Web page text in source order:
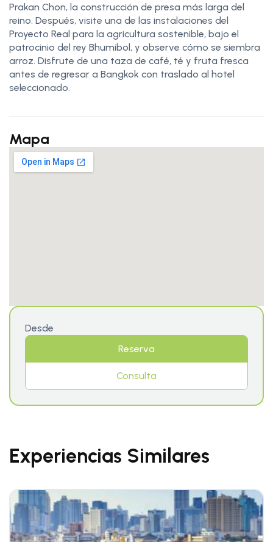
Prakan Chon, la construcción de presa más larga del
reino. Después, visite una de las instalaciones del
Proyecto Real para la agricultura sostenible, bajo el
patrocinio del rey Bhumibol, y observe cómo se siembra
arroz. Disfrute de una taza de café, té y fruta fresca
antes de regresar a Bangkok con traslado al hotel
seleccionado.
Mapa
Desde
Reserva
Consulta
Experiencias Similares